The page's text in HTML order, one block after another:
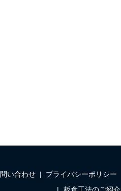
い合わせ プライバシーポリシー